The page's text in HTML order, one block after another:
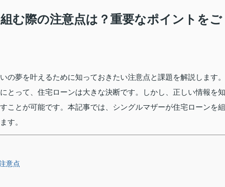
む際の注意点は？重要なポイントをご
の夢を叶えるために知っておきたい注意点と課題を解説します。
とって、住宅ローンは大きな決断です。しかし、正しい情報を知
ことが可能です。本記事では、シングルマザーが住宅ローンを組
す。
意点